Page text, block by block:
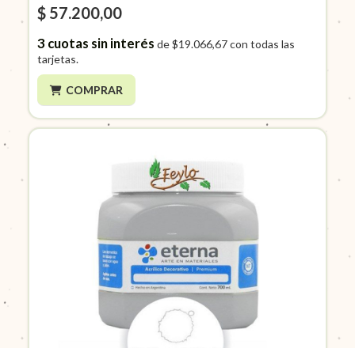
$ 57.200,00
3cuotas sin interés de$19.066,67con todas las
tarjetas.
COMPRAR